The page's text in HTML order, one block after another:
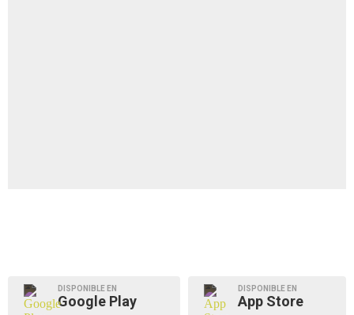
DISPONIBLE EN
Google Play
DISPONIBLE EN
App Store